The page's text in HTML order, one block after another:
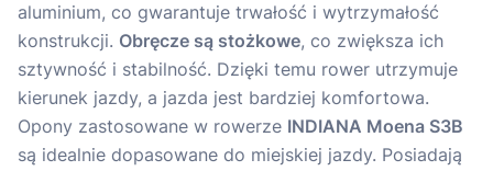
aluminium, co gwarantuje trwałość i wytrzymałość
konstrukcji. Obręcze są stożkowe, co zwiększa ich
sztywność i stabilność. Dzięki temu rower utrzymuje
kierunek jazdy, a jazda jest bardziej komfortowa.
Opony zastosowane w rowerze INDIANA Moena S3B
są idealnie dopasowane do miejskiej jazdy. Posiadają